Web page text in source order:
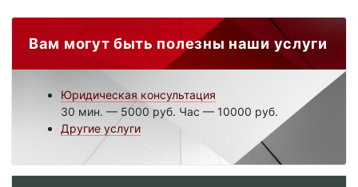
Вам могут быть полезны наши услуги
Юридическая консультация
30 мин. — 5000 руб. Час — 10000 руб.
Другие услуги